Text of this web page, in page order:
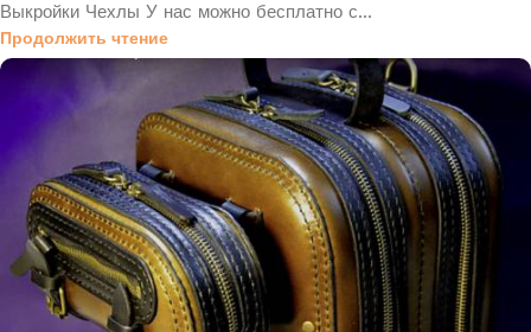
Выкройки Чехлы У нас можно бесплатно с...
Продолжить чтение